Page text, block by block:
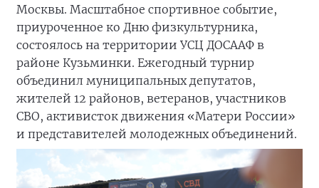
Москвы. Масштабное спортивное событие,
приуроченное ко Дню физкультурника,
состоялось на территории УСЦ ДОСААФ в
районе Кузьминки. Ежегодный турнир
объединил муниципальных депутатов,
жителей 12 районов, ветеранов, участников
СВО, активисток движения «Матери России»
и представителей молодежных объединений.